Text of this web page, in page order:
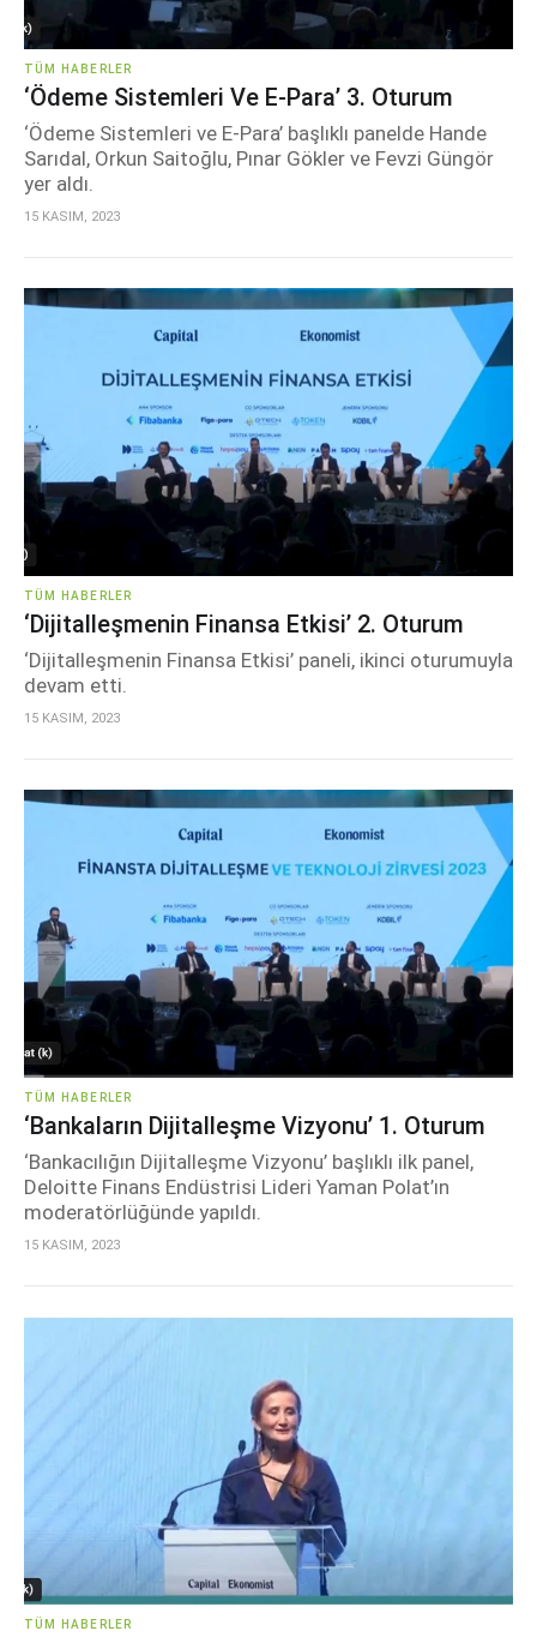
TÜM HABERLER
‘Ödeme Sistemleri Ve E-Para’ 3. Oturum
‘Ödeme Sistemleri ve E-Para’ başlıklı panelde Hande
Sarıdal, Orkun Saitoğlu, Pınar Gökler ve Fevzi Güngör
yer aldı.
15 KASIM, 2023
TÜM HABERLER
‘Dijitalleşmenin Finansa Etkisi’ 2. Oturum
‘Dijitalleşmenin Finansa Etkisi’ paneli, ikinci oturumuyla
devam etti.
15 KASIM, 2023
TÜM HABERLER
‘Bankaların Dijitalleşme Vizyonu’ 1. Oturum
‘Bankacılığın Dijitalleşme Vizyonu’ başlıklı ilk panel,
Deloitte Finans Endüstrisi Lideri Yaman Polat’ın
moderatörlüğünde yapıldı.
15 KASIM, 2023
TÜM HABERLER